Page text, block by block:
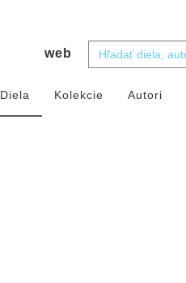
web
Diela Kolekcie Autori